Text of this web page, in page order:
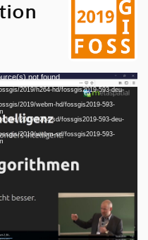
not found
2019/h264-hd/fossgis2019-593-deu-
2019/webm-hd/fossgis2019-593-
2019/h264-sd/fossgis2019-593-deu-
2019/webm-sd/fossgis2019-593-
deu 1080p (mp4)
deu 1080p (webm)
deu 576p (webm)